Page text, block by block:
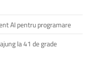
AI pentru programare
la 41 de grade